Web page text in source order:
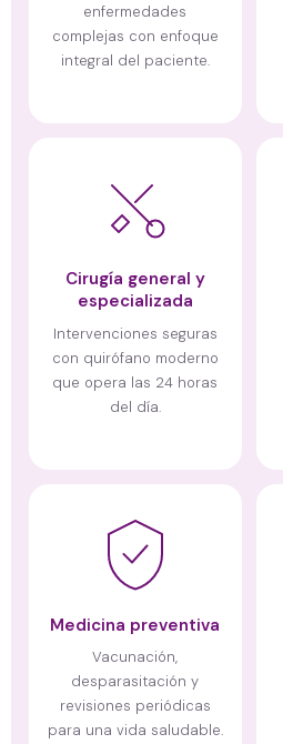
enfermedades
complejas con enfoque
integral del paciente.
Cirugía general y
especializada
Intervenciones seguras
con quirófano moderno
que opera las 24 horas
del día.
Medicina preventiva
Vacunación,
desparasitación y
revisiones periódicas
para una vida saludable.